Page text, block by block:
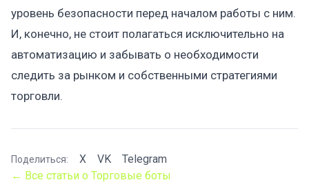
уровень безопасности перед началом работы с ним.
И, конечно, не стоит полагаться исключительно на
автоматизацию и забывать о необходимости
следить за рынком и собственными стратегиями
торговли.
Поделиться: X VK
Telegram
← Все статьи о Торговые боты